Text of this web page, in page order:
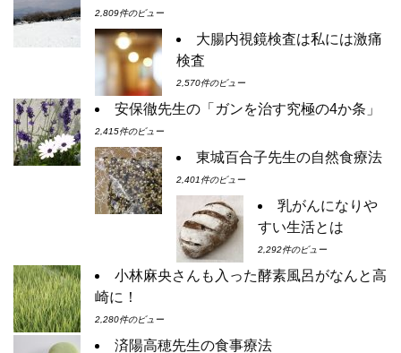
2,809件のビュー
大腸内視鏡検査は私には激痛
検査
2,570件のビュー
安保徹先生の「ガンを治す究極の4か条」
2,415件のビュー
東城百合子先生の自然食療法
2,401件のビュー
乳がんになりや
すい生活とは
2,292件のビュー
小林麻央さんも入った酵素風呂がなんと高
崎に！
2,280件のビュー
済陽高穂先生の食事療法